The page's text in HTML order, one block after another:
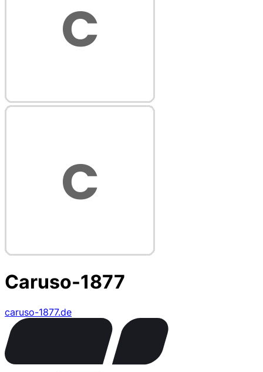
Caruso-1877
caruso-1877.de